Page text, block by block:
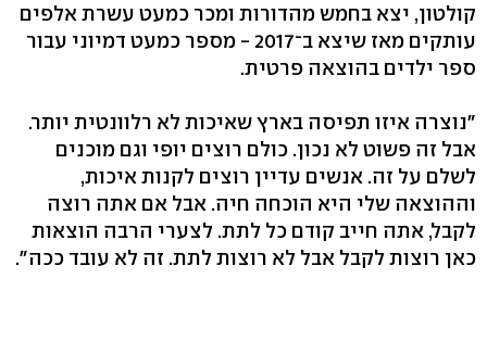
קולטון, יצא בחמש מהדורות ומכר כמעט עשרת אלפים
עותקים מאז שיצא ב־2017 - מספר כמעט דמיוני עבור
ספר ילדים בהוצאה פרטית.
"נוצרה איזו תפיסה בארץ שאיכות לא רלוונטית יותר.
אבל זה פשוט לא נכון. כולם רוצים יופי וגם מוכנים
לשלם על זה. אנשים עדיין רוצים לקנות איכות,
וההוצאה שלי היא הוכחה חיה. אבל אם אתה רוצה
לקבל, אתה חייב קודם כל לתת. לצערי הרבה הוצאות
כאן רוצות לקבל אבל לא רוצות לתת. זה לא עובד ככה".